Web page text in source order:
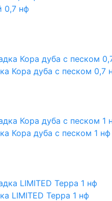
0,7 нф
Кора дуба с песком 0,7
Кора дуба с песком 1 нф
LIMITED Терра 1 нф